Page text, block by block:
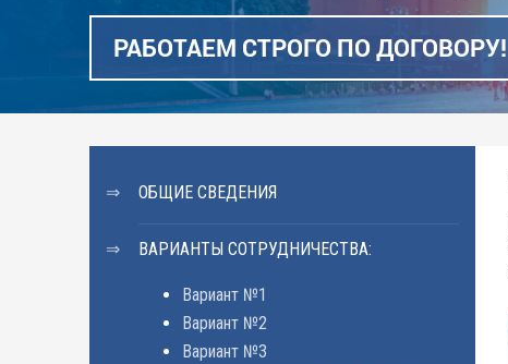
РАБОТАЕМ СТРОГО ПО ДОГОВОРУ!
ОБЩИЕ СВЕДЕНИЯ
ВАРИАНТЫ СОТРУДНИЧЕСТВА:
Вариант №1
Вариант №2
Вариант №3